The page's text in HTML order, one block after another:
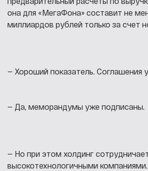
она для «МегаФона» составит не
миллиардов рублей только за счет
— Хороший показатель. Соглашения
— Да, меморандумы уже подписаны.
— Но при этом холдинг
высокотехнологичными